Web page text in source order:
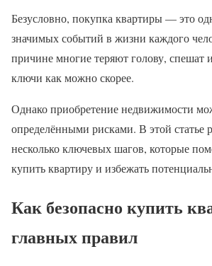
Безусловно, покупка квартиры — это
значимых событий в жизни каждого
причине многие теряют голову, спешат
ключи как можно скорее.
Однако приобретение недвижимости
определёнными рисками. В этой статье
несколько ключевых шагов, которые
купить квартиру и избежать
Как безопасно купить
главных правил